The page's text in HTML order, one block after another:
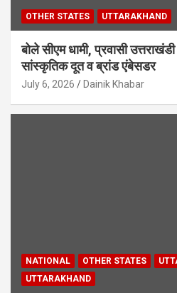
OTHER STATES UTTARAKHAND
बोले सीएम धामी, प्रवासी
सांस्कृतिक दूत व ब्रांड एंबेसडर
July 6, 2026 Dainik Khabar
NATIONAL OTHER STATES
UTTARAKHAND